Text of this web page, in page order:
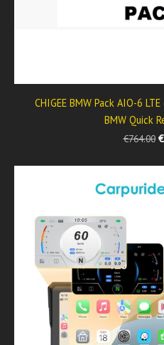
CHIGEE BMW Pack AIO-6
BMW Quick
€764.00